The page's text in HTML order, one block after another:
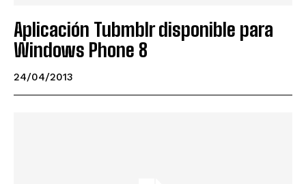
Aplicación Tubmblr disponible para
Windows Phone 8
24/04/2013